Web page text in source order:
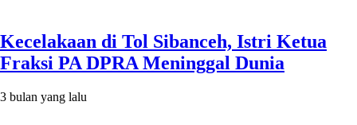
Kecelakaan di Tol Sibanceh, Istri Ketua
Fraksi PA DPRA Meninggal Dunia
3 bulan yang lalu